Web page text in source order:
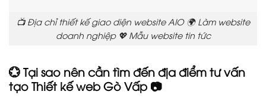
📺 Địa chỉ thiết kế giao diện website AIO 🌍 Làm website
doanh nghiệp 💖 Mẫu website tin tức
💮 Tại sao nên cần tìm đến địa điểm tư vấn
tạo Thiết kế web Gò Vấp 📷